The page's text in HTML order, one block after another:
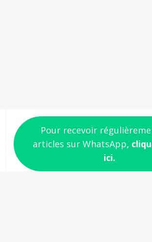
Pour recevoir
articles sur WhatsApp,
ici.